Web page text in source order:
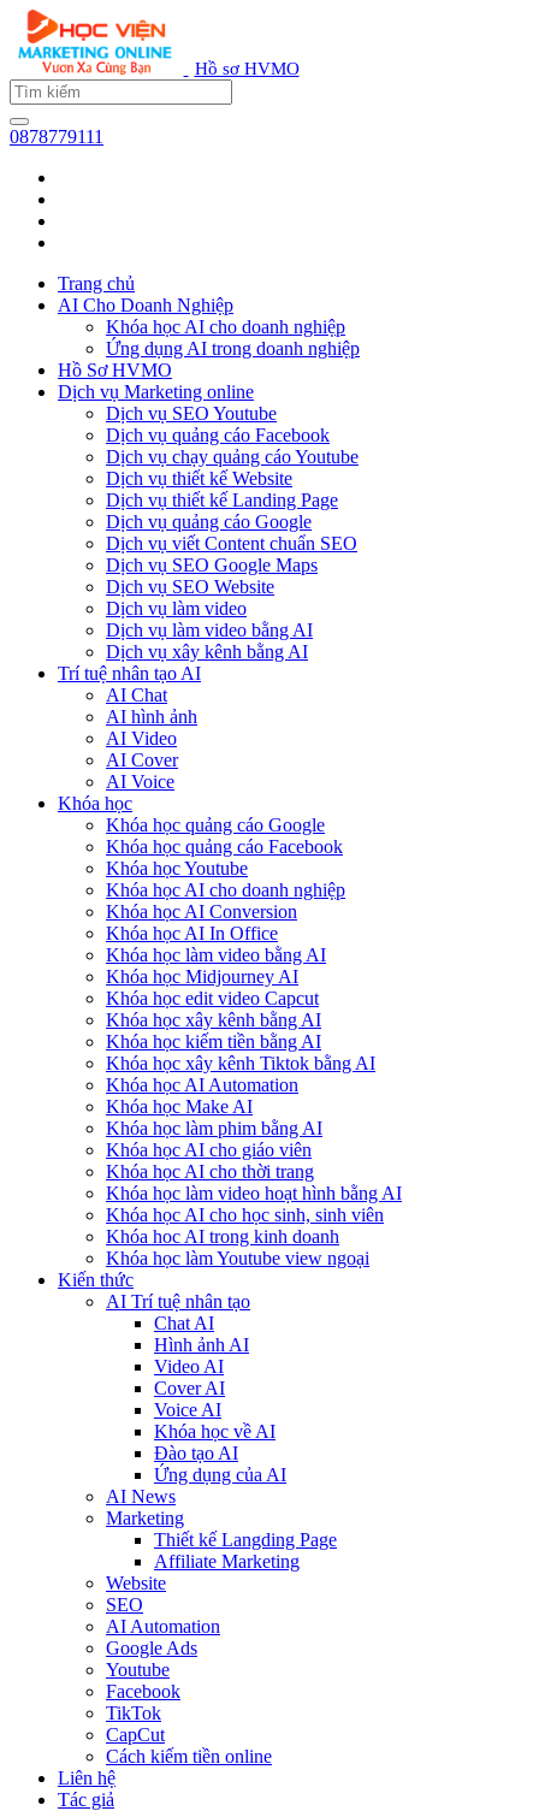
Hồ sơ HVMO
0878779111
Trang chủ
AI Cho Doanh Nghiệp
Khóa học AI cho doanh nghiệp
Ứng dụng AI trong doanh nghiệp
Hồ Sơ HVMO
Dịch vụ Marketing online
Dịch vụ SEO Youtube
Dịch vụ quảng cáo Facebook
Dịch vụ chạy quảng cáo Youtube
Dịch vụ thiết kế Website
Dịch vụ thiết kế Landing Page
Dịch vụ quảng cáo Google
Dịch vụ viết Content chuẩn SEO
Dịch vụ SEO Google Maps
Dịch vụ SEO Website
Dịch vụ làm video
Dịch vụ làm video bằng AI
Dịch vụ xây kênh bằng AI
Trí tuệ nhân tạo AI
AI Chat
AI hình ảnh
AI Video
AI Cover
AI Voice
Khóa học
Khóa học quảng cáo Google
Khóa học quảng cáo Facebook
Khóa học Youtube
Khóa học AI cho doanh nghiệp
Khóa học AI Conversion
Khóa học AI In Office
Khóa học làm video bằng AI
Khóa học Midjourney AI
Khóa học edit video Capcut
Khóa học xây kênh bằng AI
Khóa học kiếm tiền bằng AI
Khóa học xây kênh Tiktok bằng AI
Khóa học AI Automation
Khóa học Make AI
Khóa học làm phim bằng AI
Khóa học AI cho giáo viên
Khóa học AI cho thời trang
Khóa học làm video hoạt hình bằng AI
Khóa học AI cho học sinh, sinh viên
Khóa hoc AI trong kinh doanh
Khóa học làm Youtube view ngoại
Kiến thức
AI Trí tuệ nhân tạo
Chat AI
Hình ảnh AI
Video AI
Cover AI
Voice AI
Khóa học về AI
Đào tạo AI
Ứng dụng của AI
AI News
Marketing
Thiết kế Langding Page
Affiliate Marketing
Website
SEO
AI Automation
Google Ads
Youtube
Facebook
TikTok
CapCut
Cách kiếm tiền online
Liên hệ
Tác giả